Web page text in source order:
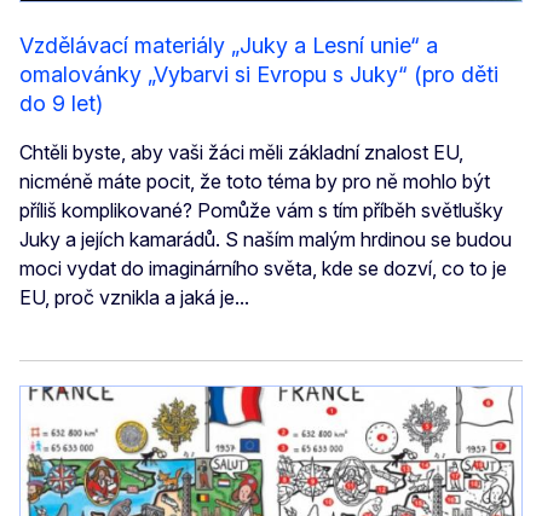
Vzdělávací materiály „Juky a Lesní unie“ a
omalovánky „Vybarvi si Evropu s Juky“ (pro děti
do 9 let)
Chtěli byste, aby vaši žáci měli základní znalost EU,
nicméně máte pocit, že toto téma by pro ně mohlo být
příliš komplikované? Pomůže vám s tím příběh světlušky
Juky a jejích kamarádů. S naším malým hrdinou se budou
moci vydat do imaginárního světa, kde se dozví, co to je
EU, proč vznikla a jaká je...